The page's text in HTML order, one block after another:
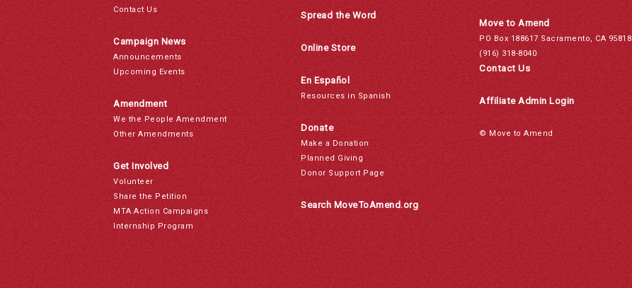
Contact Us
Campaign News
Announcements
Upcoming Events
Amendment
We the People Amendment
Other Amendments
Get Involved
Volunteer
Share the Petition
MTA Action Campaigns
Internship Program
Spread the Word
Online Store
En Español
Resources in Spanish
Donate
Make a Donation
Planned Giving
Donor Support Page
Search MoveToAmend.org
Move to Amend
PO Box 188617 Sacramento, CA 95818
(916) 318-8040
Contact Us
Affiliate Admin Login
© Move to Amend